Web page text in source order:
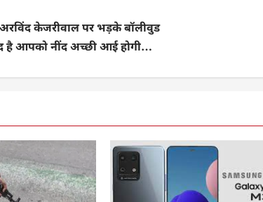
केजरीवाल पर भड़के बॉलीवुड
है आपको नींद अच्छी आई होगी…